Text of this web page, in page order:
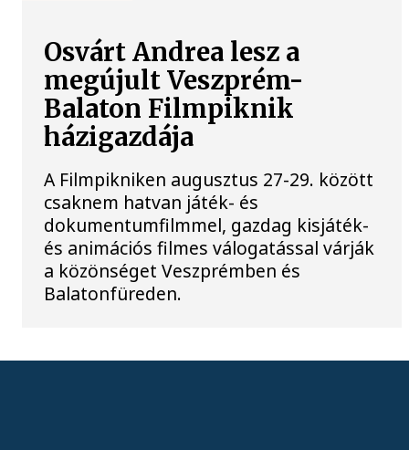
Osvárt Andrea lesz a
megújult Veszprém-
Balaton Filmpiknik
házigazdája
A Filmpikniken augusztus 27-29. között
csaknem hatvan játék- és
dokumentumfilmmel, gazdag kisjáték-
és animációs filmes válogatással várják
a közönséget Veszprémben és
Balatonfüreden.